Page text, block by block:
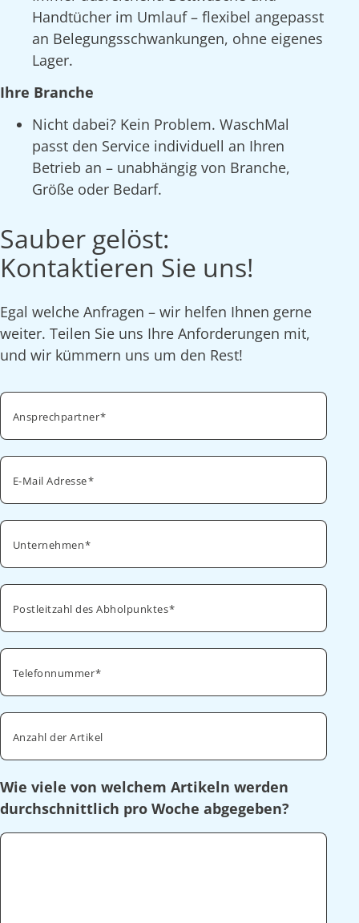
Handtücher im Umlauf – flexibel angepasst
an Belegungsschwankungen, ohne eigenes
Lager.
Ihre Branche
Nicht dabei? Kein Problem. WaschMal
passt den Service individuell an Ihren
Betrieb an – unabhängig von Branche,
Größe oder Bedarf.
Sauber gelöst:
Kontaktieren Sie uns!
Egal welche Anfragen – wir helfen Ihnen gerne
weiter. Teilen Sie uns Ihre Anforderungen mit,
und wir kümmern uns um den Rest!
Ansprechpartner
E-Mail Adresse
Unternehmen
Postleitzahl des Abholpunktes
Telefonnummer
Anzahl der Artikel
Wie viele von welchem Artikeln werden
durchschnittlich pro Woche abgegeben?